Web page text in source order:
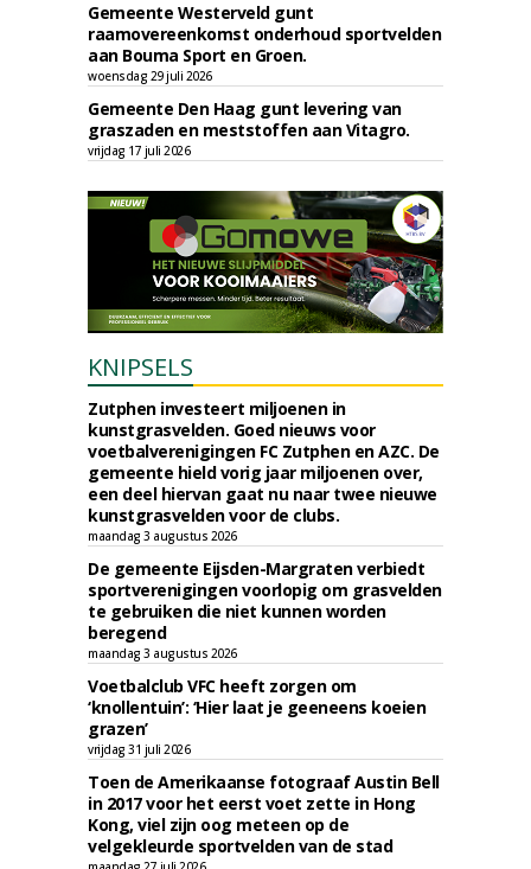
Gemeente Westerveld gunt
raamovereenkomst onderhoud sportvelden
aan Bouma Sport en Groen.
woensdag 29 juli 2026
Gemeente Den Haag gunt levering van
graszaden en meststoffen aan Vitagro.
vrijdag 17 juli 2026
KNIPSELS
Zutphen investeert miljoenen in
kunstgrasvelden. Goed nieuws voor
voetbalverenigingen FC Zutphen en AZC. De
gemeente hield vorig jaar miljoenen over,
een deel hiervan gaat nu naar twee nieuwe
kunstgrasvelden voor de clubs.
maandag 3 augustus 2026
De gemeente Eijsden-Margraten verbiedt
sportverenigingen voorlopig om grasvelden
te gebruiken die niet kunnen worden
beregend
maandag 3 augustus 2026
Voetbalclub VFC heeft zorgen om
‘knollentuin’: ‘Hier laat je geeneens koeien
grazen’
vrijdag 31 juli 2026
Toen de Amerikaanse fotograaf Austin Bell
in 2017 voor het eerst voet zette in Hong
Kong, viel zijn oog meteen op de
velgekleurde sportvelden van de stad